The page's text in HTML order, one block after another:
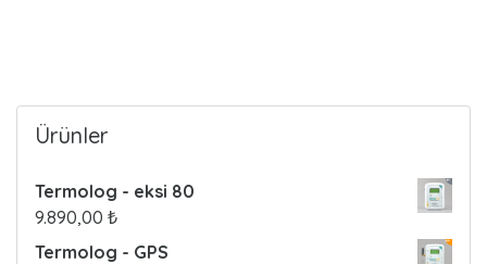
s
s
Ürünler
Termolog - eksi 80
9.890,00 ₺
Termolog - GPS